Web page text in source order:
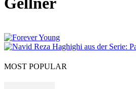
MOST POPULAR